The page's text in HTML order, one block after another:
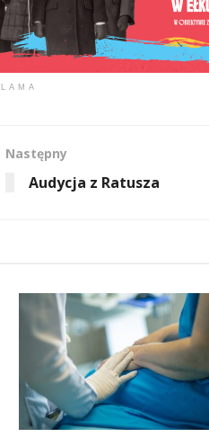
Następny
Audycja z Ratusza